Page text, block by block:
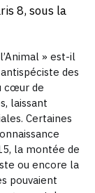
8, sous la
» est-il
des
cœur de
laissant
Certaines
la montée de
ou encore la
pouvaient